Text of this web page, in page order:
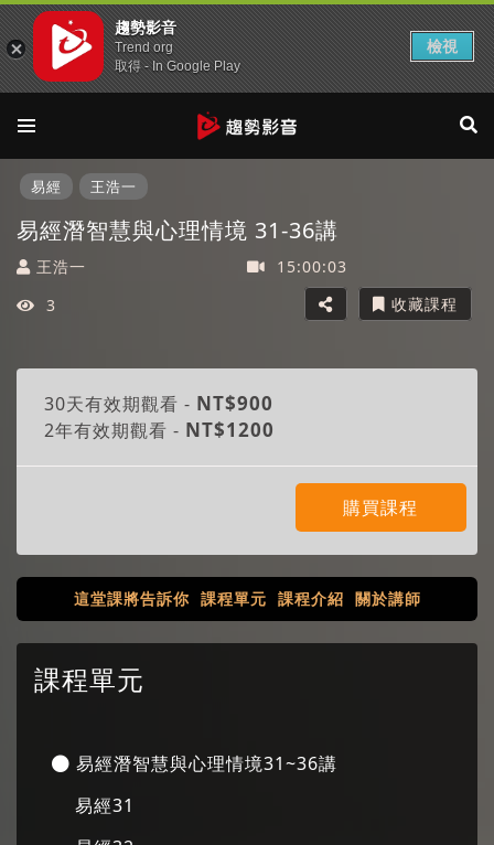
易經 王浩一
易經潛智慧與心理情境 31-36講
王浩一
15:00:03
3
收藏課程
此為付費課程，需購買觀看完整課程
30天有效期觀看 - NT$900
2年有效期觀看 - NT$1200
購買課程
這堂課將告訴你 課程單元 課程介紹 關於講師
課程單元
易經潛智慧與心理情境31~36講
易經31
趨勢影音
Trend org
取得 - In Google Play
檢視